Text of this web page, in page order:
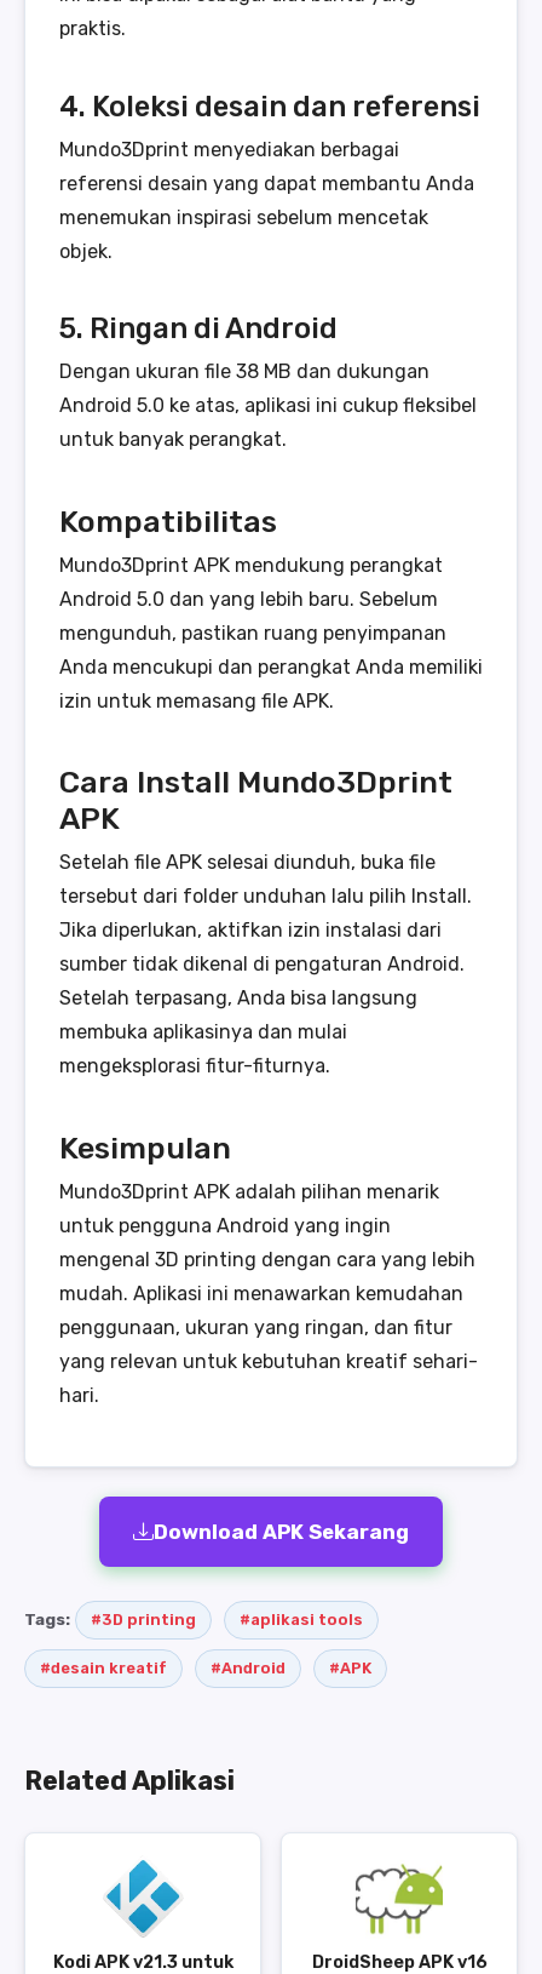
praktis.
4. Koleksi desain dan referensi
Mundo3Dprint menyediakan berbagai
referensi desain yang dapat membantu Anda
menemukan inspirasi sebelum mencetak
objek.
5. Ringan di Android
Dengan ukuran file 38 MB dan dukungan
Android 5.0 ke atas, aplikasi ini cukup fleksibel
untuk banyak perangkat.
Kompatibilitas
Mundo3Dprint APK mendukung perangkat
Android 5.0 dan yang lebih baru. Sebelum
mengunduh, pastikan ruang penyimpanan
Anda mencukupi dan perangkat Anda memiliki
izin untuk memasang file APK.
Cara Install Mundo3Dprint
APK
Setelah file APK selesai diunduh, buka file
tersebut dari folder unduhan lalu pilih Install.
Jika diperlukan, aktifkan izin instalasi dari
sumber tidak dikenal di pengaturan Android.
Setelah terpasang, Anda bisa langsung
membuka aplikasinya dan mulai
mengeksplorasi fitur-fiturnya.
Kesimpulan
Mundo3Dprint APK adalah pilihan menarik
untuk pengguna Android yang ingin
mengenal 3D printing dengan cara yang lebih
mudah. Aplikasi ini menawarkan kemudahan
penggunaan, ukuran yang ringan, dan fitur
yang relevan untuk kebutuhan kreatif sehari-
hari.
Download APK Sekarang
Tags: #3D printing #aplikasi tools
#desain kreatif #Android #APK
Related Aplikasi
Kodi APK v21.3 untuk
DroidSheep APK v16